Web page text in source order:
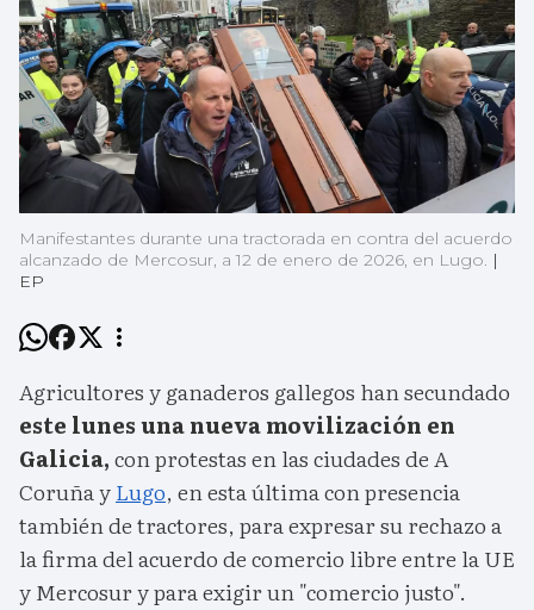
Manifestantes durante una tractorada en contra del acuerdo
alcanzado de Mercosur, a 12 de enero de 2026, en Lugo. |
EP
Agricultores y ganaderos gallegos han secundado
este lunes una nueva movilización en
Galicia,con protestas en las ciudades de A
Coruña yLugo, en esta última con presencia
también de tractores, para expresar su rechazo a
la firma del acuerdo de comercio libre entre la UE
y Mercosur y para exigir un "comercio justo".